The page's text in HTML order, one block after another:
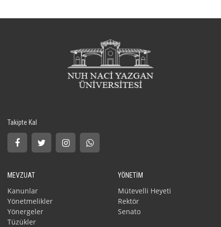
Takipte Kal
MEVZUAT
Kanunlar
Yönetmelikler
Yönergeler
Tüzükler
YÖNETİM
Mütevelli Heyeti
Rektör
Senato